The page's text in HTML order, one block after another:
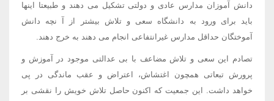
دانش آموزان مدارس عادی و دولتی تشکیل می دهند و طبیعتا اینها
باید برای ورود به دانشگاه سعی و تلاش بیشتر از آ نچه دانش
آموختگان حداقل مدارس غیرانتفاعی انجام می دهند به خرج دهند.
تصادم این سعی و تلاش مضاعف با بی عدالتی موجود در آموزش و
پرورش تبعاتی همچون اغتشاش، اعتراض و عقب ماندگی در پی
خواهد داشت. این جمعیت که اکنون حاصل تلاش خویش را نقشی بر